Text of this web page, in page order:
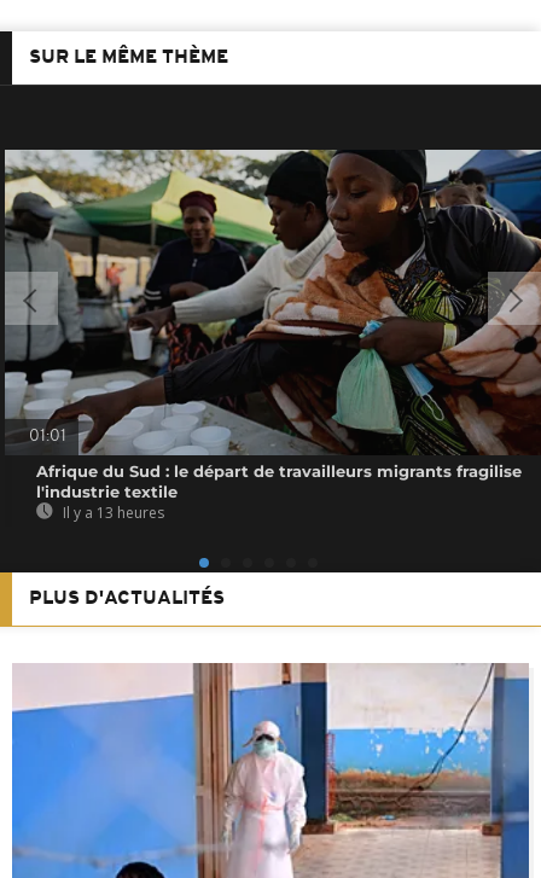
SUR LE MÊME THÈME
01:01
Afrique du Sud : le départ de travailleurs migrants fragilise
l'industrie textile
Il y a 13 heures
PLUS D'ACTUALITÉS